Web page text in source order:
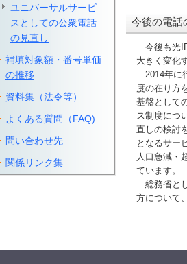
今後の電話
今後も光
大きく変化
2014年に
度の在り方
基盤として
ス制度につ
直しの検討
となるサー
人口急減・
ています。
総務省と
方について
ユニバーサルサービ
スとしての公衆電話
の見直し
補填対象額・番号単価
の推移
資料集（法令等）
よくある質問（FAQ)
問い合わせ先
関係リンク集